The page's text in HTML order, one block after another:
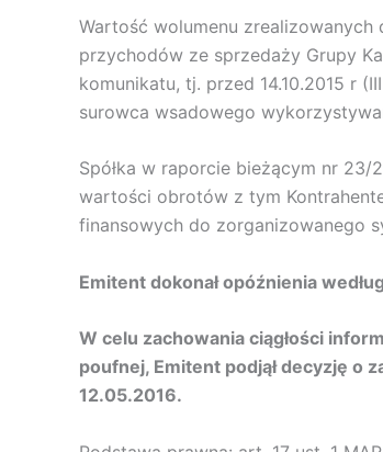
Wartość wolumenu zrealizowanych
przychodów ze sprzedaży Grupy
komunikatu, tj. przed 14.10.2015 r
surowca wsadowego
Spółka w raporcie bieżącym nr 23/
wartości obrotów z tym
finansowych do zorganizowanego
Emitent dokonał opóźnienia
W celu zachowania ciągłości
poufnej, Emitent podjął decyzję o
12.05.2016.